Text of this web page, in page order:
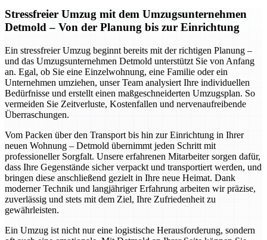
Stressfreier Umzug mit dem Umzugsunternehmen
Detmold – Von der Planung bis zur Einrichtung
Ein stressfreier Umzug beginnt bereits mit der richtigen Planung –
und das Umzugsunternehmen Detmold unterstützt Sie von Anfang
an. Egal, ob Sie eine Einzelwohnung, eine Familie oder ein
Unternehmen umziehen, unser Team analysiert Ihre individuellen
Bedürfnisse und erstellt einen maßgeschneiderten Umzugsplan. So
vermeiden Sie Zeitverluste, Kostenfallen und nervenaufreibende
Überraschungen.
Vom Packen über den Transport bis hin zur Einrichtung in Ihrer
neuen Wohnung – Detmold übernimmt jeden Schritt mit
professioneller Sorgfalt. Unsere erfahrenen Mitarbeiter sorgen dafür,
dass Ihre Gegenstände sicher verpackt und transportiert werden, und
bringen diese anschließend gezielt in Ihre neue Heimat. Dank
moderner Technik und langjähriger Erfahrung arbeiten wir präzise,
zuverlässig und stets mit dem Ziel, Ihre Zufriedenheit zu
gewährleisten.
Ein Umzug ist nicht nur eine logistische Herausforderung, sondern